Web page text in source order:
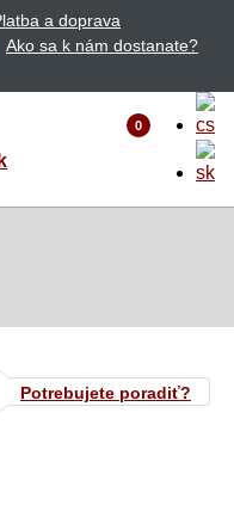
a doprava
Ako sa k nám dostanate?
0
Potrebujete poradiť?